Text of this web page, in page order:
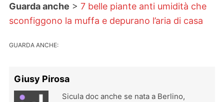
Guarda anche > 7 belle piante anti umidità che
sconfiggono la muffa e depurano l’aria di casa
GUARDA ANCHE:
Giusy Pirosa
Sicula doc anche se nata a Berlino,